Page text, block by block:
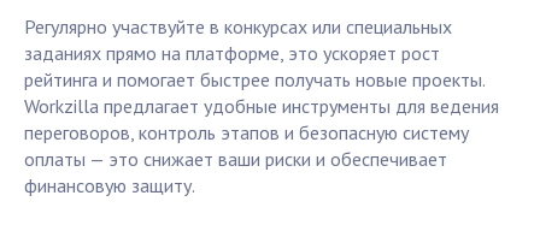
Регулярно участвуйте в конкурсах или специальных
заданиях прямо на платформе, это ускоряет рост
рейтинга и помогает быстрее получать новые проекты.
Workzilla предлагает удобные инструменты для ведения
переговоров, контроль этапов и безопасную систему
оплаты — это снижает ваши риски и обеспечивает
финансовую защиту.